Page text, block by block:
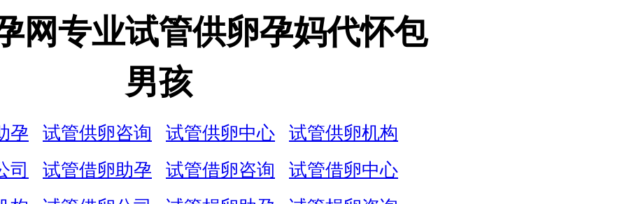
网专业试管供卵孕妈代怀包
男孩
孕 试管供卵咨询 试管供卵中心
试管供卵机构
司
试管借卵助孕 试管借卵咨询
试管借卵中心